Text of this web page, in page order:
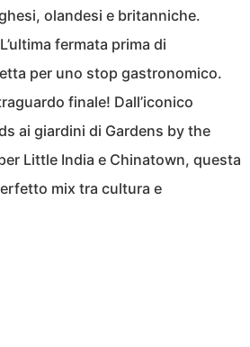
olandesi e britanniche.
fermata prima di
per uno stop gastronomico.
finale! Dall’iconico
ai giardini di Gardens by the
Little India e Chinatown, questa
mix tra cultura e